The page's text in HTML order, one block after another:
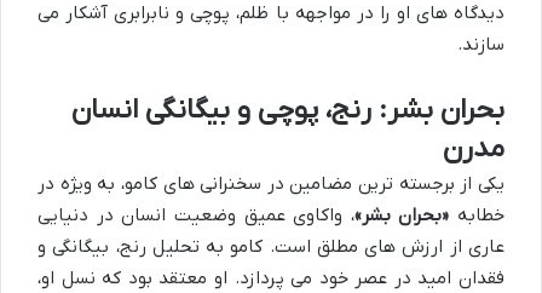
دیدگاه های او را در مواجهه با ظلم، پوچی و نابرابری آشکار می
سازند.
بحران بشر: رنج، پوچی و بیگانگی انسان
مدرن
یکی از برجسته ترین مضامین در سخنرانی های کامو، به ویژه در
خطابه «بحران بشر»، واکاوی عمیق وضعیت انسان در دنیایی
عاری از ارزش های مطلق است. کامو به تحلیل رنج، بیگانگی و
فقدان امید در عصر خود می پردازد. او معتقد بود که نسل او،